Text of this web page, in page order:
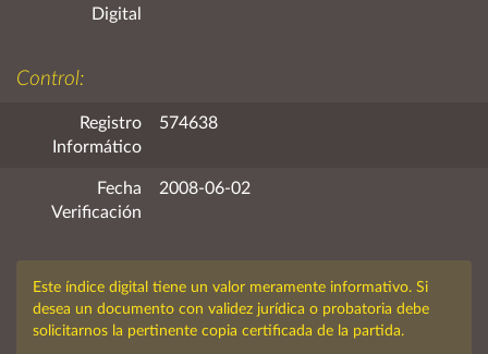
Digital
Control:
Registro
Informático
574638
Fecha
Verificación
2008-06-02
Este índice digital tiene un valor meramente informativo. Si
desea un documento con validez jurídica o probatoria debe
solicitarnos la pertinente copia certificada de la partida.